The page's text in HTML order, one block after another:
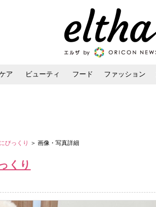
ア ビューティ フード ファッション
びっくり ＞ 画像・写真詳細
くり